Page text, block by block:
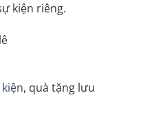
kiện riêng.
, quà tặng lưu